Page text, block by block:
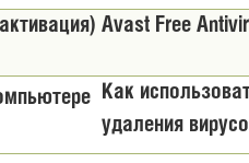
Avast Free
Как
удаления